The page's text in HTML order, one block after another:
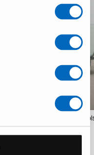
Forms & Objects Aiden
grågrön
1 i lager · Bra skick